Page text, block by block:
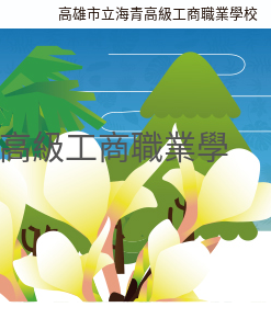
高雄市立海青高級工商職業學校
級工商職業學